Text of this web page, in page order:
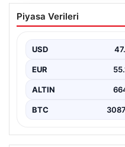
Transfer krizi
Burhan Can Terzi
Piyasa Verileri
USD
EUR
ALTIN
BTC